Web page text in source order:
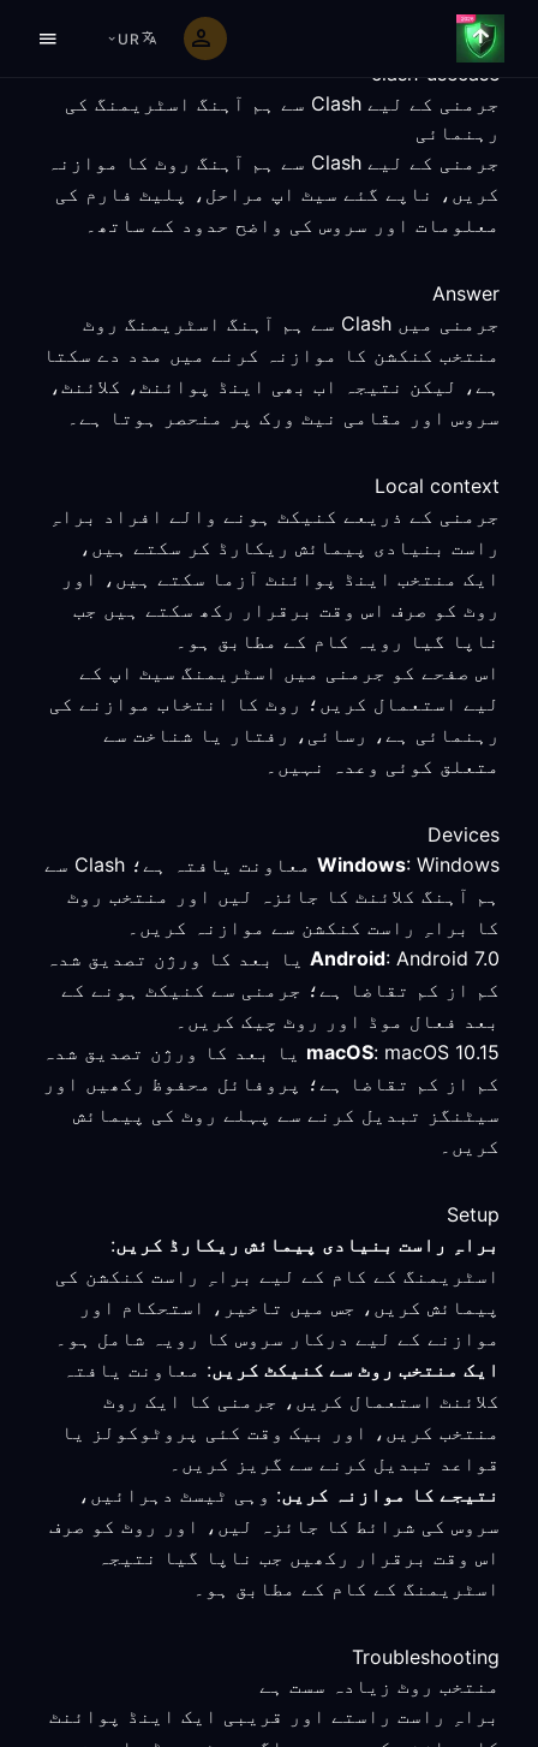
UR
clash-usecase
جرمنی کے لیے Clash سے ہم آہنگ اسٹریمنگ کی
رہنمائی
جرمنی کے لیے Clash سے ہم آہنگ روٹ کا موازنہ
کریں، ناپے گئے سیٹ اپ مراحل، پلیٹ فارم کی
معلومات اور سروس کی واضح حدود کے ساتھ۔
Answer
جرمنی میں Clash سے ہم آہنگ اسٹریمنگ روٹ
منتخب کنکشن کا موازنہ کرنے میں مدد دے سکتا
ہے، لیکن نتیجہ اب بھی اینڈ پوائنٹ، کلائنٹ،
سروس اور مقامی نیٹ ورک پر منحصر ہوتا ہے۔
Local context
جرمنی کے ذریعے کنیکٹ ہونے والے افراد براہِ
راست بنیادی پیمائش ریکارڈ کر سکتے ہیں،
ایک منتخب اینڈ پوائنٹ آزما سکتے ہیں، اور
روٹ کو صرف اس وقت برقرار رکھ سکتے ہیں جب
ناپا گیا رویہ کام کے مطابق ہو۔
اس صفحے کو جرمنی میں اسٹریمنگ سیٹ اپ کے
لیے استعمال کریں؛ روٹ کا انتخاب موازنے کی
رہنمائی ہے، رسائی، رفتار یا شناخت سے
متعلق کوئی وعدہ نہیں۔
Devices
Windows
: Windows معاونت یافتہ ہے؛ Clash سے
ہم آہنگ کلائنٹ کا جائزہ لیں اور منتخب روٹ
کا براہِ راست کنکشن سے موازنہ کریں۔
Android : Android 7.0 یا بعد کا ورژن تصدیق شدہ
کم از کم تقاضا ہے؛ جرمنی سے کنیکٹ ہونے کے
بعد فعال موڈ اور روٹ چیک کریں۔
macOS : macOS 10.15 یا بعد کا ورژن تصدیق شدہ
کم از کم تقاضا ہے؛ پروفائل محفوظ رکھیں اور
سیٹنگز تبدیل کرنے سے پہلے روٹ کی پیمائش
کریں۔
Setup
براہِ راست بنیادی پیمائش ریکارڈ کریں:
اسٹریمنگ کے کام کے لیے براہِ راست کنکشن کی
پیمائش کریں، جس میں تاخیر، استحکام اور
موازنے کے لیے درکار سروس کا رویہ شامل ہو۔
ایک منتخب روٹ سے کنیکٹ کریں: معاونت یافتہ
کلائنٹ استعمال کریں، جرمنی کا ایک روٹ
منتخب کریں، اور بیک وقت کئی پروٹوکولز یا
قواعد تبدیل کرنے سے گریز کریں۔
نتیجے کا موازنہ کریں: وہی ٹیسٹ دہرائیں،
سروس کی شرائط کا جائزہ لیں، اور روٹ کو صرف
اس وقت برقرار رکھیں جب ناپا گیا نتیجہ
اسٹریمنگ کے کام کے مطابق ہو۔
Troubleshooting
منتخب روٹ زیادہ سست ہے
براہِ راست راستے اور قریبی ایک اینڈ پوائنٹ